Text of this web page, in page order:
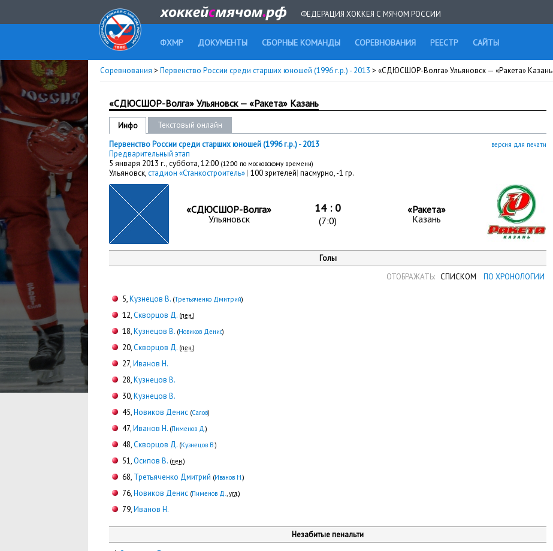
ФЕДЕРАЦИЯ ХОККЕЯ С МЯЧОМ РОССИИ
ФХМР ДОКУМЕНТЫ СБОРНЫЕ КОМАНДЫ СОРЕВНОВАНИЯ РЕЕСТР САЙТЫ
Соревнования > Первенство России среди старших юношей (1996 г.р.) - 2013 > «СДЮCШОР-Волга» Ульяновск — «Ракета» Казань
«СДЮCШОР-Волга» Ульяновск — «Ракета» Казань
Инфо Текстовый онлайн
версия для печати
Первенство России среди старших юношей (1996 г.р.) - 2013
Предварительный этап
5 января 2013 г.,суббота, 12:00 (12:00 по московскому времени)
Ульяновск,стадион «Станкостроитель» | 100 зрителей| пасмурно, -1 гр.
«СДЮCШОР-Волга»
Ульяновск
14 : 0
(7:0)
«Ракета»
Казань
Голы
ОТОБРАЖАТЬ: СПИСКОМ ПО ХРОНОЛОГИИ
5,Кузнецов В. (Третьяченко Дмитрий)
12,Скворцов Д. (пен.)
18,Кузнецов В. (Новиков Денис)
20,Скворцов Д. (пен.)
27,Иванов Н.
28,Кузнецов В.
30,Кузнецов В.
45,Новиков Денис (Салов)
47,Иванов Н. (Пименов Д.)
48,Скворцов Д. (Кузнецов В.)
51,Осипов В. (пен.)
68, Третьяченко Дмитрий (Иванов Н.)
76,Новиков Денис (Пименов Д.,угл.)
79,Иванов Н.
Незабитые пенальти